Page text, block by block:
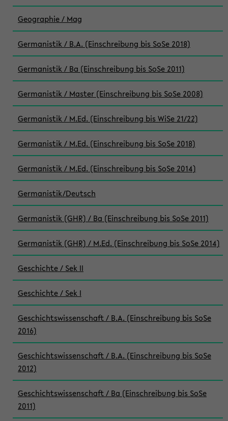
Geographie / Mag
Germanistik / B.A. (Einschreibung bis SoSe 2018)
Germanistik / Ba (Einschreibung bis SoSe 2011)
Germanistik / Master (Einschreibung bis SoSe 2008)
Germanistik / M.Ed. (Einschreibung bis WiSe 21/22)
Germanistik / M.Ed. (Einschreibung bis SoSe 2018)
Germanistik / M.Ed. (Einschreibung bis SoSe 2014)
Germanistik/Deutsch
Germanistik (GHR) / Ba (Einschreibung bis SoSe 2011)
Germanistik (GHR) / M.Ed. (Einschreibung bis SoSe 2014)
Geschichte / Sek II
Geschichte / Sek I
Geschichtswissenschaft / B.A. (Einschreibung bis SoSe
2016)
Geschichtswissenschaft / B.A. (Einschreibung bis SoSe
2012)
Geschichtswissenschaft / Ba (Einschreibung bis SoSe
2011)